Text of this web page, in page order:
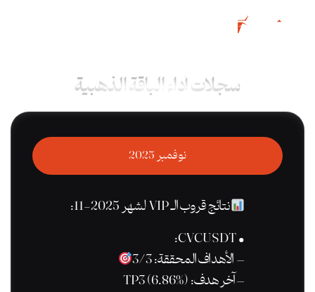
سجلات أداء الباقة الذهبية
نوفمبر 2025
نتائج قروب الـ VIP لشهر 2025-11:
• CVCUSDT:
– الأهداف المحققة: 3/3
– آخر هدف: TP3 (6.86%)